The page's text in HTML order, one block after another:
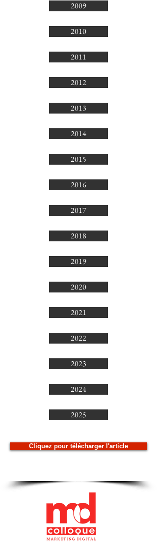
2009
2010
2011
2012
2013
2014
2015
2016
2017
2018
2019
2020
2021
2022
2023
2024
2025
Cliquez pour télécharger l'article